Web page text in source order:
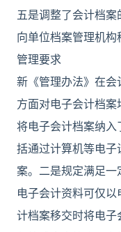
五是调整了会计档
向单位档案管理机
管理要求
新《管理办法》在
方面对电子会计档
将电子会计档案纳
括通过计算机等电
案。二是规定满足
电子会计资料可仅
计档案移交时将电